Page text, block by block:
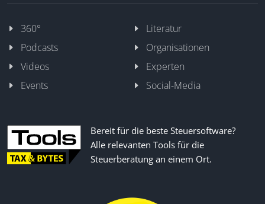
360°
Literatur
Podcasts
Organisationen
Videos
Experten
Events
Social-Media
Bereit für die beste Steuersoftware?
Alle relevanten Tools für die
Steuerberatung an einem Ort.